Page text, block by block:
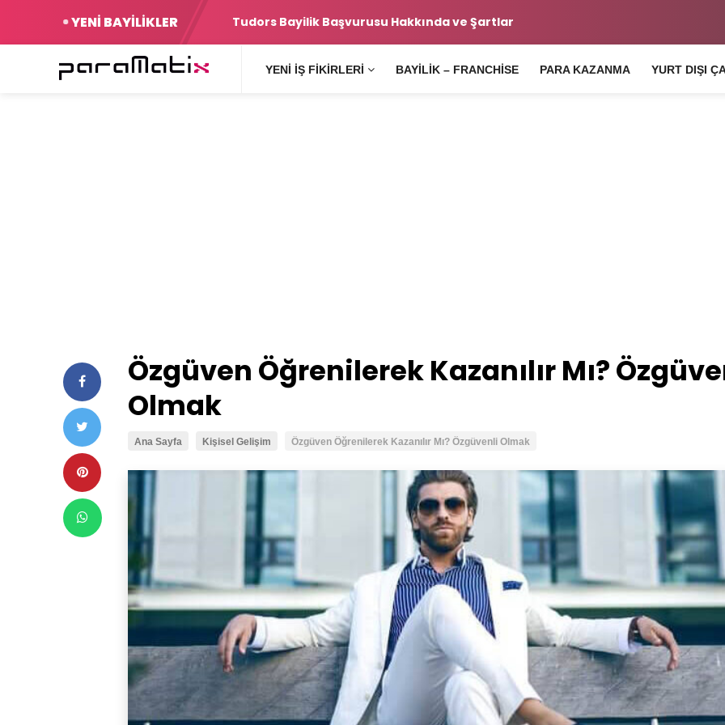
YENİ BAYİLİKLER Yurtiçi Kargo Bayilik Şartları Hakkında
YENI İŞ FIKIRLERI BAYILIK – FRANCHISE PARA KAZANMA YURT DIŞI
Özgüven Öğrenilerek Kazanılır Mı?
Olmak
Ana Sayfa Kişisel Gelişim Özgüven Öğrenilerek Kazanılır Mı? Özgüvenli Olmak